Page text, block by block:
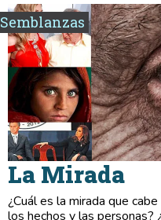
Semblanzas
La Mirada
¿Cuál es la mirada que
los hechos y las personas?